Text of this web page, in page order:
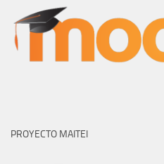
PROYECTO MAITEI